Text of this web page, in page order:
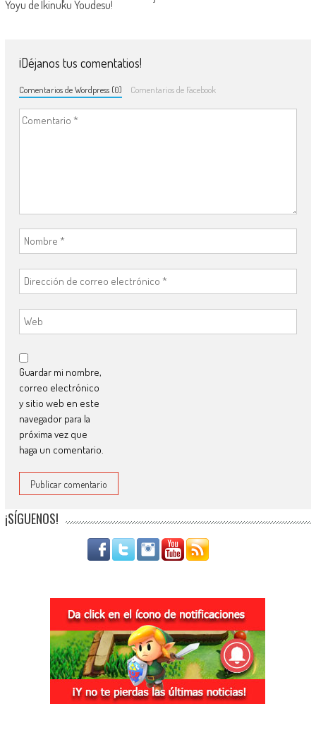
Yoyu de Ikinuku Youdesu!
¡Déjanos tus comentatios!
Comentarios de Wordpress (0) Comentarios de Facebook
Guardar mi nombre,
correo electrónico
y sitio web en este
navegador para la
próxima vez que
haga un comentario.
¡SÍGUENOS!